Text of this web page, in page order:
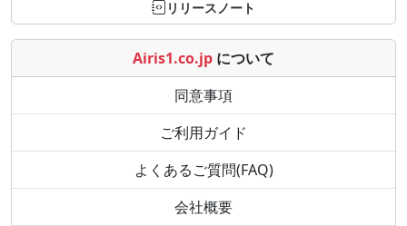
リリースノート
Airis1.co.jp について
同意事項
ご利用ガイド
よくあるご質問(FAQ)
会社概要